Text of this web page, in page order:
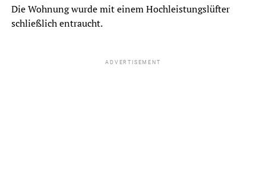
Die Wohnung wurde mit einem Hochleistungslüfter
schließlich entraucht.
ADVERTISEMENT